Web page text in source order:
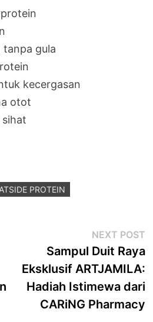
gula
kecergasan
otot
PROTEIN
NEXT POST
Sampul Duit Raya
Eksklusif ARTJAMILA:
Hadiah Istimewa dari
CARiNG Pharmacy